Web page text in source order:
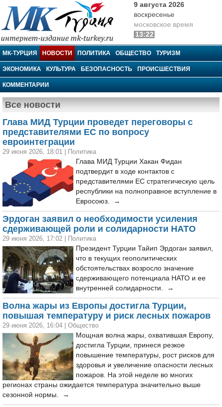
МК-Турция
9 августа 2026
воскресенье
московское время
13:22
МК-ТУРЦИЯ НОВОСТИ ПОЛИТИКА ОБЩЕСТВО ТУРИЗМ
ЭКОНОМИКА КУЛЬТУРА БЕЗОПАСНОСТЬ ПРОИСШЕСТВИЯ
КОММЕНТАРИИ
Все новости
Глава МИД Турции проведет переговоры с
представителями ЕС по вопросу
евроинтеграции
29 июня 2026, 18:01
Политика
Глава МИД Турции Хакан Фидан
подтвердит в ходе контактов с
представителями ЕС стратегическую цель
республики на полноправное вступление в
Евросоюз. →
Эрдоган заявил о необходимости усиления
сдерживающей роли и солидарности НАТО
29 июня 2026, 17:02
Политика
Президент Турции Тайип Эрдоган заявил,
что в текущих геополитических
обстоятельствах возросло значение
сдерживающего потенциала НАТО и ее
внутренней солидарности. →
Волна жары из Европы достигла Турции,
повышая температуру и риск лесных пожаров
29 июня 2026, 16:04
Общество
Мощная волна жары, охватившая Европу,
достигла Турции, принеся резкое
повышение температуры, рост рисков для
здоровья и увеличение опасности лесных
пожаров. На этой неделе во многих
регионах страны ожидается температура значительно выше
сезонной нормы. →